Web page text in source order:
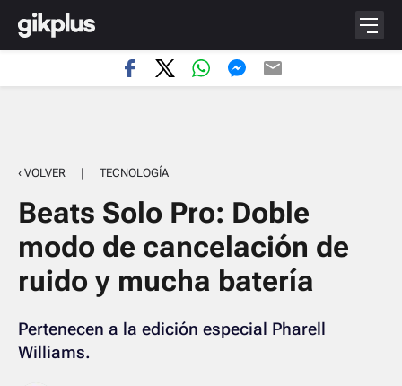
‹ VOLVER | TECNOLOGÍA
Beats Solo Pro: Doble
modo de cancelación de
ruido y mucha batería
Pertenecen a la edición especial Pharell
Williams.